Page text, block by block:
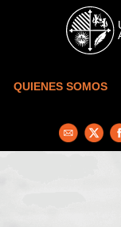
Skip to main content
QUIENES SOMOS